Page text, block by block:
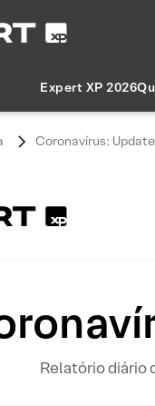
Expert XP 2026
Coronavírus:
Relatório diário